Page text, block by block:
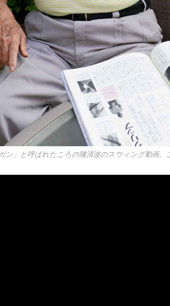
ン」と呼ばれたころの陳清波のスウィング動画、